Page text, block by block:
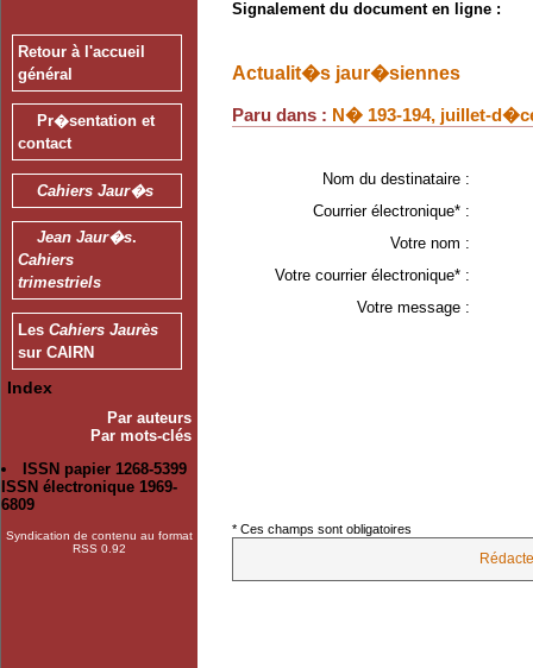
Retour à l'accueil
général
Pr�sentation et
contact
Cahiers Jaur�s
Jean Jaur�s.
Cahiers
trimestriels
Les Cahiers Jaurès
sur CAIRN
Index
Par auteurs
Par mots-clés
ISSN papier 1268-5399
ISSN électronique 1969-
6809
Syndication de contenu au format
RSS 0.92
Signalement du document en ligne :
Actualit�s jaur�siennes
Paru dans : N� 193-194, juillet-
Nom du destinataire :
Courrier électronique* :
Votre nom :
Votre courrier électronique* :
Votre message :
* Ces champs sont obligatoires